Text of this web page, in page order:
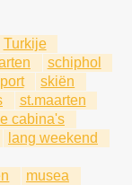
Turkije
schiphol
skiën
st.maarten
cabina's
lang weekend
musea